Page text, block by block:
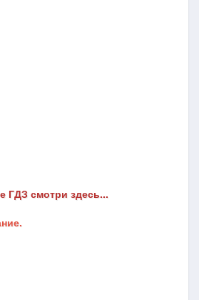
ГДЗ смотри здесь...